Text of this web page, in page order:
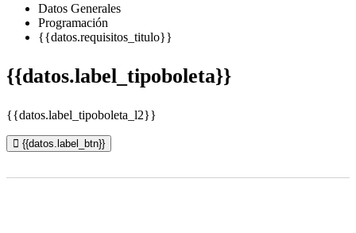
Datos Generales
Programación
{{datos.requisitos_titulo}}
{{datos.label_tipoboleta}}
{{datos.label_tipoboleta_l2}}
{{datos.label_btn}}